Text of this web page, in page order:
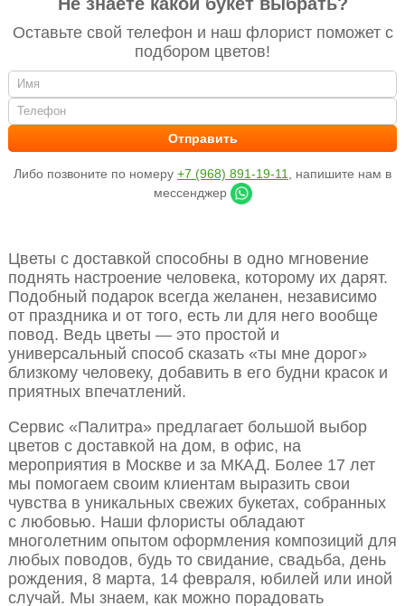
Оставьте свой телефон и наш флорист поможет с
подбором цветов!
Либо позвоните по номеру +7 (968) 891-19-11
, напишите нам в
мессенджер
Цветы с доставкой способны в одно мгновение
поднять настроение человека, которому их дарят.
Подобный подарок всегда желанен, независимо
от праздника и от того, есть ли для него вообще
повод. Ведь цветы — это простой и
универсальный способ сказать «ты мне дорог»
близкому человеку, добавить в его будни красок и
приятных впечатлений.
Сервис «Палитра» предлагает большой выбор
цветов с доставкой на дом, в офис, на
мероприятия в Москве и за МКАД. Более 17 лет
мы помогаем своим клиентам выразить свои
чувства в уникальных свежих букетах, собранных
с любовью. Наши флористы обладают
многолетним опытом оформления композиций для
любых поводов, будь то свидание, свадьба, день
рождения, 8 марта, 14 февраля, юбилей или иной
случай. Мы знаем, как можно порадовать